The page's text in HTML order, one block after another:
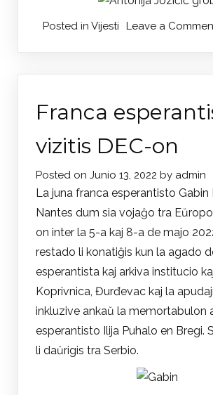
Posted in Vijesti Leave a
Franca
vizitis DEC-on
Posted on Junio 13, 2022 by admin
La juna franca esperantisto Gabin
Nantes dum sia vojaĝo tra
on inter la 5-a kaj 8-a de majo
restado li konatiĝis kun la agado
esperantista kaj arkiva institucio
Koprivnica, Đurđevac kaj la
inkluzive ankaŭ la memortabulon
esperantisto Ilija Puhalo en Bregi.
li daŭrigis tra Serbio.